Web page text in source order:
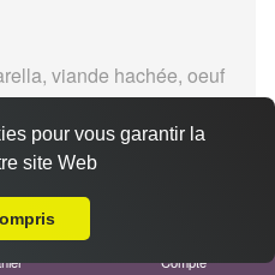
viande hachée, oeuf
Compte
pour vous garantir la
site Web